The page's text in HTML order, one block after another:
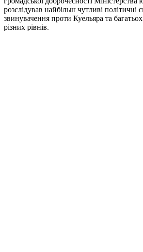
розслідував найбільш чутливі
звинувачення проти Куельяра та
різних рівнів.